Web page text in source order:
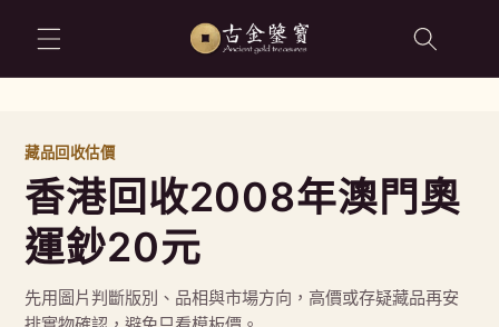
跳至內容
藏品回收估價
香港回收2008年澳門奧
運鈔20元
先用圖片判斷版別、品相與市場方向，高價或存疑藏品再安